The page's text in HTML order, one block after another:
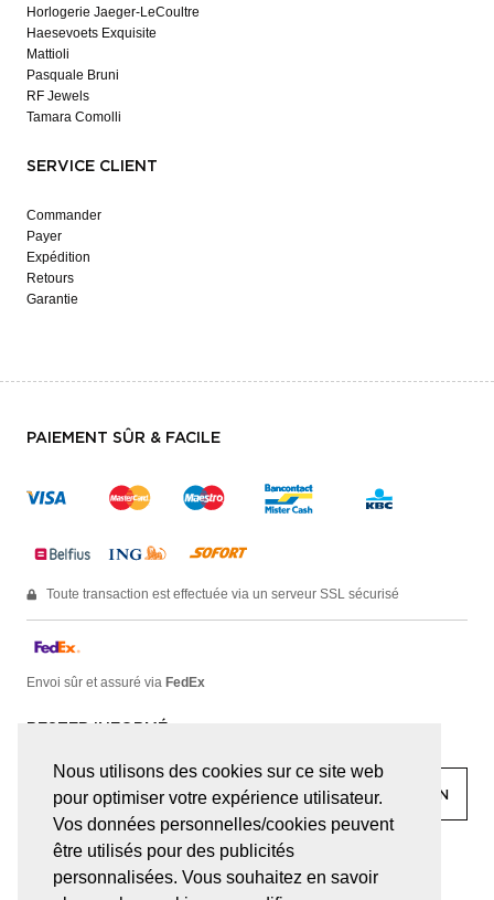
Nous utilisons des cookies sur ce site web
pour optimiser votre expérience utilisateur.
Vos données personnelles/cookies peuvent
être utilisés pour des publicités
personnalisées. Vous souhaitez en savoir
Horlogerie Jaeger-LeCoultre
Haesevoets Exquisite
Mattioli
Pasquale Bruni
RF Jewels
Tamara Comolli
SERVICE CLIENT
Commander
Payer
Expédition
Retours
Garantie
PAIEMENT SÛR & FACILE
Toute transaction est effectuée via un serveur SSL sécurisé
Envoi sûr et assuré via FedEx
RESTER INFORMÉ
facebook linkedin